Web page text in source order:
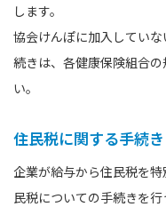
します。
協会けんぽに加入してい
続きは、各健康保険組合
い。
住民税に関する手続き
企業が給与から住民税を
民税についての手続きを